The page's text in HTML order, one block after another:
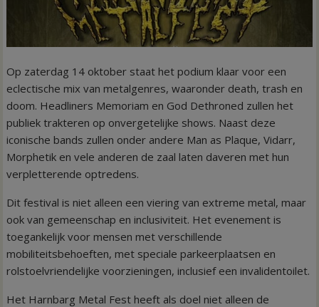
Op zaterdag 14 oktober staat het podium klaar voor een
eclectische mix van metalgenres, waaronder death, trash en
doom. Headliners Memoriam en God Dethroned zullen het
publiek trakteren op onvergetelijke shows. Naast deze
iconische bands zullen onder andere Man as Plaque, Vidarr,
Morphetik en vele anderen de zaal laten daveren met hun
verpletterende optredens.
Dit festival is niet alleen een viering van extreme metal, maar
ook van gemeenschap en inclusiviteit. Het evenement is
toegankelijk voor mensen met verschillende
mobiliteitsbehoeften, met speciale parkeerplaatsen en
rolstoelvriendelijke voorzieningen, inclusief een invalidentoilet.
Het Harnbarg Metal Fest heeft als doel niet alleen de